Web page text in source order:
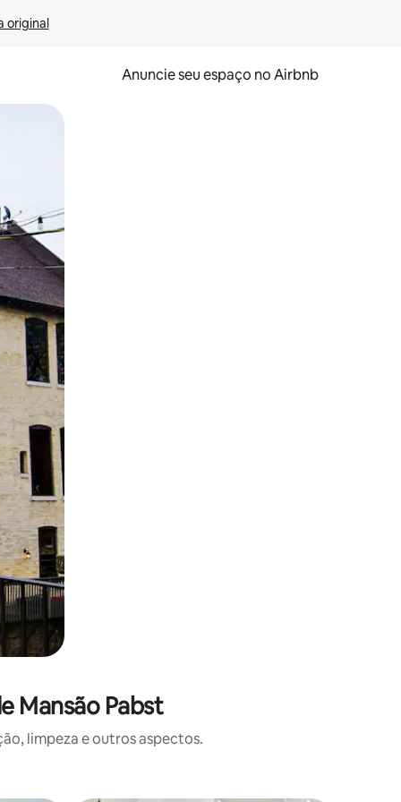
original
Anuncie seu espaço no Airbnb
o dedo na tela.
Mansão Pabst
limpeza e outros aspectos.